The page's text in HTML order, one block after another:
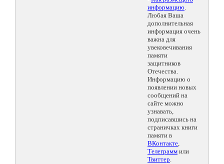
информацию.
Любая Ваша
дополнительная
информация очень
важна для
увековечивания
памяти
защитников
Отечества.
Информацию о
появлении новых
сообщений на
сайте можно
узнавать,
подписавшись на
страничках книги
памяти в
ВКонтакте,
Телеграмм или
Твиттер.